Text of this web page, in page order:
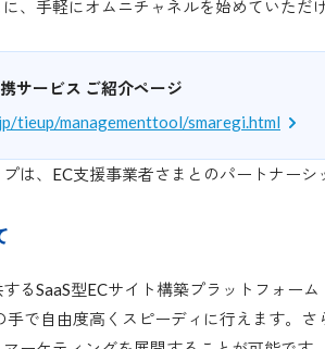
、手軽にオムニチャネルを始めていた
サービス ご紹介ページ
tieup/managementtool/smaregi.html
は、EC支援事業者さまとのパートナー
るSaaS型ECサイト構築プラットフォー
手で自由度高くスピーディに行えます。